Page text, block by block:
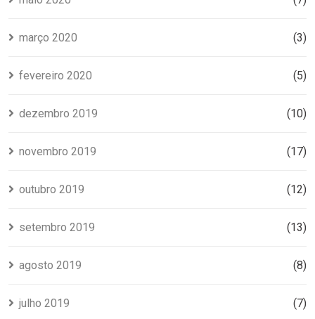
março 2020 (3)
fevereiro 2020 (5)
dezembro 2019 (10)
novembro 2019 (17)
outubro 2019 (12)
setembro 2019 (13)
agosto 2019 (8)
julho 2019 (7)